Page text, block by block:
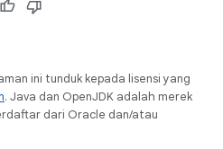
ini tunduk kepada lisensi yang
. Java dan OpenJDK adalah merek
dari Oracle dan/atau